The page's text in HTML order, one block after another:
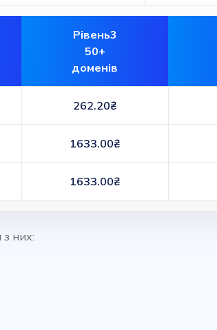
Рівень3
50+
доменів
262.20₴
1633.00₴
1633.00₴
них: